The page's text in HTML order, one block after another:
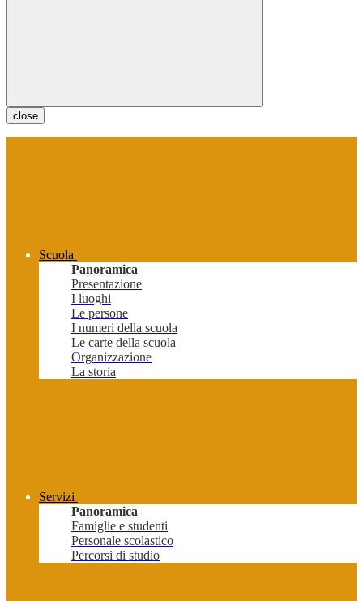
close
Scuola
Panoramica
Presentazione
I luoghi
Le persone
I numeri della scuola
Le carte della scuola
Organizzazione
La storia
Servizi
Panoramica
Famiglie e studenti
Personale scolastico
Percorsi di studio